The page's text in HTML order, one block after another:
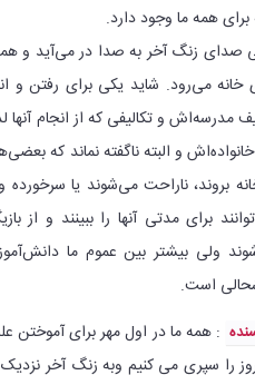
برای همه ما وجود دارد.
صدای زنگ آخر به صدا در می‌آید و
می‌رود. شاید یکی برای رفتن و
مدرسه‌اش و تکالیفی که از انجام
و البته ناگفته نماند که
بروند، ناراحت می‌شوند یا
برای مدتی آنها را ببینند و
ولی بیشتر بین عموم ما
است.
: همه ما در اول مهر برای آموختن
را سپری می کنیم وبه زنگ آخر